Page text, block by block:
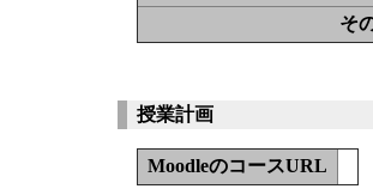
そ
授業計画
MoodleのコースURL